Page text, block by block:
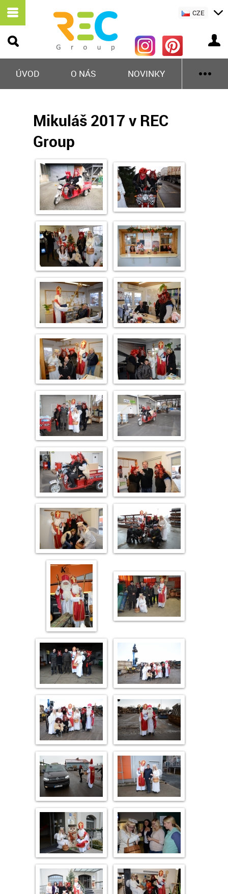
ÚVOD O NÁS NOVINKY
CZE
Mikuláš 2017 v REC
Group